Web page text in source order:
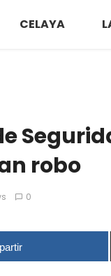
CELAYA
robo
0